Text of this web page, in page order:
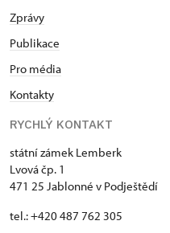
Zprávy
Publikace
Pro média
Kontakty
RYCHLÝ KONTAKT
státní zámek Lemberk
Lvová čp. 1
471 25 Jablonné v Podještědí
tel.: +420 487 762 305